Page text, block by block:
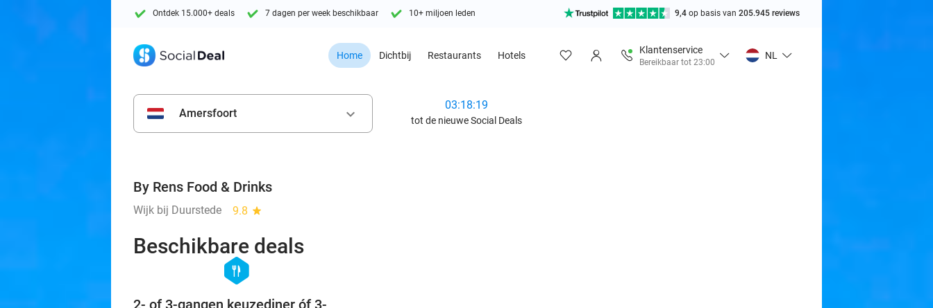
Ontdek 15.000+ deals 7 dagen per week beschikbaar 10+ miljoen leden 9,4 op basis van 205.945 reviews
Home Dichtbij Restaurants Hotels
Klantenservice
Bereikbaar tot 23:00
NL
Amersfoort keyboard_arrow_down
03:18:17
tot de nieuwe Social Deals
By Rens Food & Drinks
Wijk bij Duurstede 9.8 star
Beschikbare deals
hexagon
food
2- of 3-gangen keuzediner óf 3-